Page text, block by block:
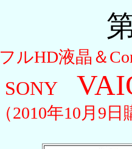
フルHD液晶＆
SONY
（2010年10月9